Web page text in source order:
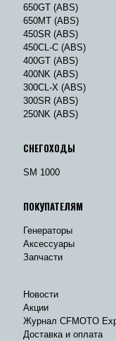
650GT (ABS)
650MT (ABS)
450SR (ABS)
450CL-C (ABS)
400GT (ABS)
400NK (ABS)
300CL-X (ABS)
300SR (ABS)
250NK (ABS)
СНЕГОХОДЫ
SM 1000
ПОКУПАТЕЛЯМ
Генераторы
Аксессуары
Запчасти
Новости
Акции
Журнал CFMOTO
Доставка и оплата